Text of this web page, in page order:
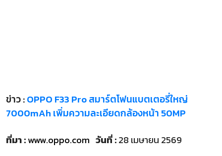
ข่าว :OPPO F33 Pro สมาร์ตโฟนแบตเตอรี่ใหญ่
7000mAh เพิ่มความละเอียดกล้องหน้า 50MP
ที่มา :www.oppo.com วันที่ :28 เมษายน 2569